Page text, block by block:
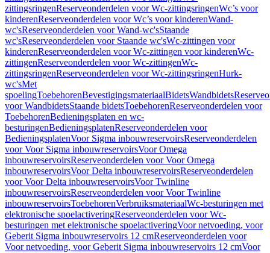
zittingsringenReserveonderdelen voor Wc-zittingsringenWc’s voor
kinderenReserveonderdelen voor Wc’s voor kinderenWand-
wc'sReserveonderdelen voor Wand-wc'sStaande
wc'sReserveonderdelen voor Staande wc'sWc-zittingen voor
kinderenReserveonderdelen voor Wc-zittingen voor kinderenWc-
zittingenReserveonderdelen voor Wc-zittingenWc-
zittingsringenReserveonderdelen voor Wc-zittingsringenHurk-
wc'sMet
spoelingToebehorenBevestigingsmateriaalBidetsWandbidets
voor WandbidetsStaande bidetsToebehorenReserveonderdelen voor
ToebehorenBedieningsplaten en wc-
besturingenBedieningsplatenReserveonderdelen voor
BedieningsplatenVoor Sigma inbouwreservoirsReserveonderdelen
voor Voor Sigma inbouwreservoirsVoor Omega
inbouwreservoirsReserveonderdelen voor Voor Omega
inbouwreservoirsVoor Delta inbouwreservoirsReserveonderdelen
voor Voor Delta inbouwreservoirsVoor Twinline
inbouwreservoirsReserveonderdelen voor Voor Twinline
inbouwreservoirsToebehorenVerbruiksmateriaalWc-besturingen met
elektronische spoelactiveringReserveonderdelen voor Wc-
besturingen met elektronische spoelactiveringVoor netvoeding, voor
Geberit Sigma inbouwreservoirs 12 cmReserveonderdelen voor
Voor netvoeding, voor Geberit Sigma inbouwreservoirs 12 cmVoor